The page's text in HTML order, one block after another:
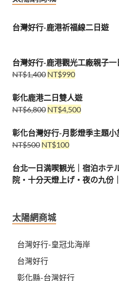
台灣好行-鹿港祈福線二日遊
台灣好行-鹿港觀光工廠親子一
NT$1,400 NT$990
彰化鹿港二日雙人遊
NT$6,800 NT$4,500
彰化台灣好行-月影燈季主題小
NT$500 NT$100
台北一日満喫観光｜宿泊ホテ
院・十分天燈上げ・夜の九份
太陽網商城
台灣好行-皇冠北海岸
台灣好行
彰化縣-台灣好行